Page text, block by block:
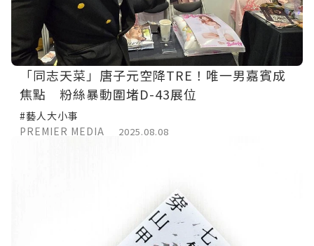
「同志天菜」唐子元空降TRE！唯一男嘉賓成
焦點 粉絲暴動圍堵D-43展位
#藝人大小事
PREMIER MEDIA
2025.08.08